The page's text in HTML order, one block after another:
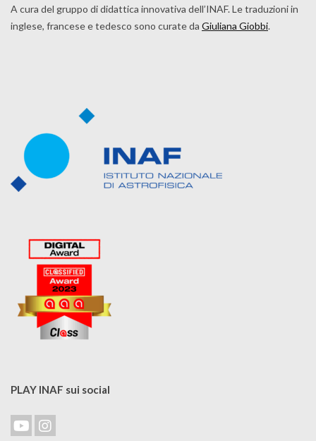
A cura del gruppo di didattica innovativa dell’INAF. Le traduzioni in
inglese, francese e tedesco sono curate da Giuliana Giobbi.
PLAY INAF sui social